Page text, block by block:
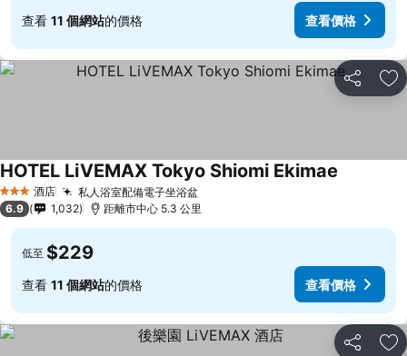
查看 11 個網站的價格 查看價格
分享 放
3 星級 酒店 私人浴室配備電子坐浴盆
HOTEL LiVEMAX Tokyo Shiomi Ekimae
6.9 1,032 距離市中心 5.3 公里
低至 $229
查看 11 個網站的價格 查看價格
分享 放